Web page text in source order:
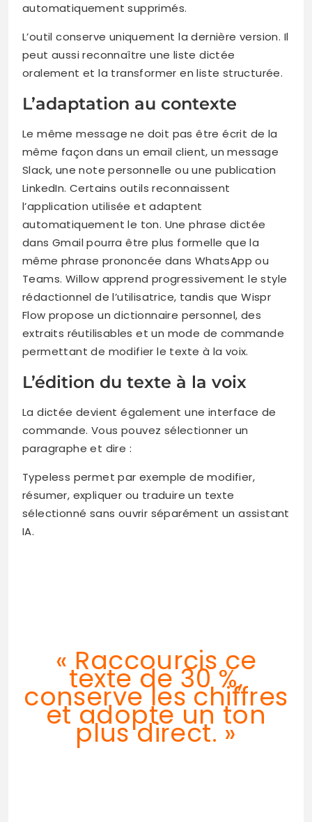
automatiquement supprimés.
L’outil conserve uniquement la dernière version. Il
peut aussi reconnaître une liste dictée
oralement et la transformer en liste structurée.
L’adaptation au contexte
Le même message ne doit pas être écrit de la
même façon dans un email client, un message
Slack, une note personnelle ou une publication
LinkedIn. Certains outils reconnaissent
l’application utilisée et adaptent
automatiquement le ton. Une phrase dictée
dans Gmail pourra être plus formelle que la
même phrase prononcée dans WhatsApp ou
Teams. Willow apprend progressivement le style
rédactionnel de l’utilisatrice, tandis que Wispr
Flow propose un dictionnaire personnel, des
extraits réutilisables et un mode de commande
permettant de modifier le texte à la voix.
L’édition du texte à la voix
La dictée devient également une interface de
commande. Vous pouvez sélectionner un
paragraphe et dire :
Typeless permet par exemple de modifier,
résumer, expliquer ou traduire un texte
sélectionné sans ouvrir séparément un assistant
IA.
« Raccourcis ce
texte de 30 %,
conserve les chiffres
et adopte un ton
plus direct. »